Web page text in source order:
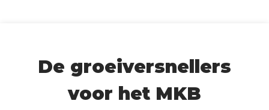
De groeiversnellers
voor het MKB